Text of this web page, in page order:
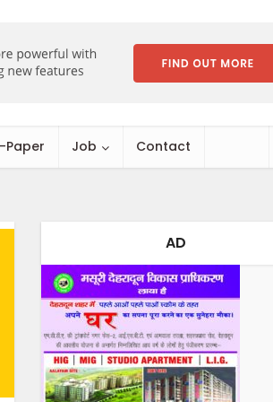
Paper Job Contact
AD